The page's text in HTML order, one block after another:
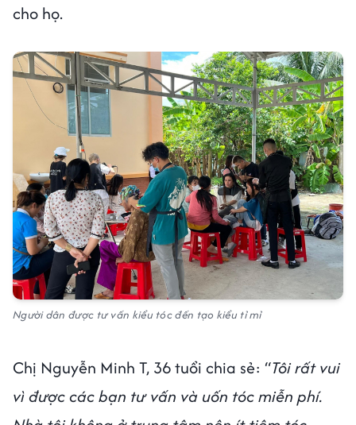
cho họ.
Người dân được tư vấn kiểu tóc đến tạo kiểu tỉ mỉ
Chị Nguyễn Minh T, 36 tuổi chia sẻ: “Tôi rất vui
vì được các bạn tư vấn và uốn tóc miễn phí.